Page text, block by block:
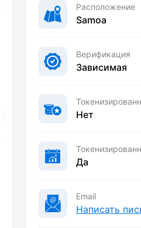
Расположение
Samoa
Верификация
Зависимая
Нет
Да
Email
Написать